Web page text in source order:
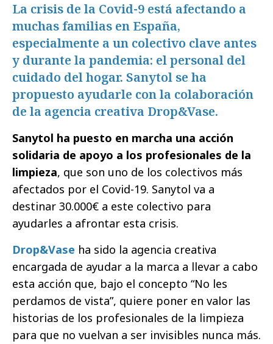
La crisis de la Covid-9 está afectando a
muchas familias en España,
especialmente a un colectivo clave antes
y durante la pandemia: el personal del
cuidado del hogar. Sanytol se ha
propuesto ayudarle con la colaboración
de la agencia creativa Drop&Vase.
Sanytol ha puesto en marcha una acción
solidaria de apoyo a los profesionales de la
limpieza, que son uno de los colectivos más
afectados por el Covid-19. Sanytol va a
destinar 30.000€ a este colectivo para
ayudarles a afrontar esta crisis.
Drop&Vase ha sido la agencia creativa
encargada de ayudar a la marca a llevar a cabo
esta acción que, bajo el concepto “No les
perdamos de vista”, quiere poner en valor las
historias de los profesionales de la limpieza
para que no vuelvan a ser invisibles nunca más.